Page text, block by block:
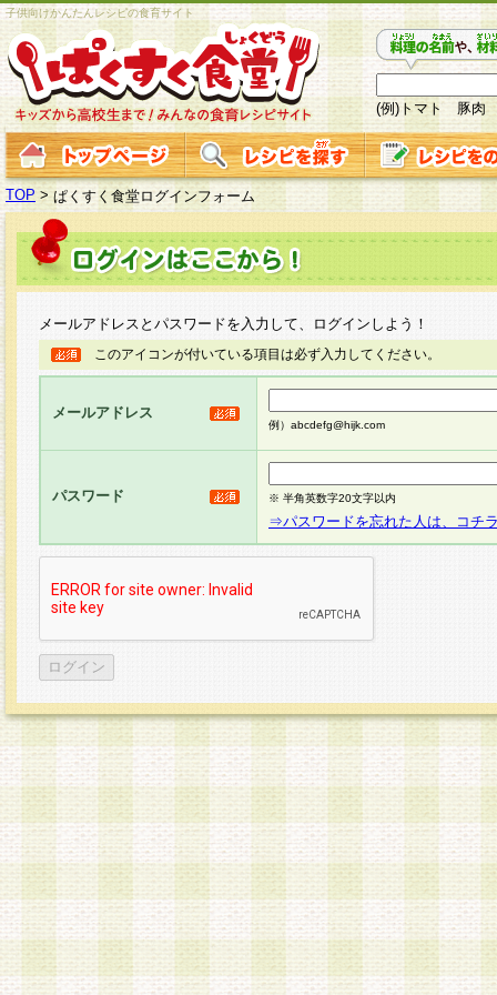
子供向けかんたんレシピの食育サイト
(例)トマト 豚肉
TOP > ぱくすく食堂ログインフォーム
メールアドレスとパスワードを入力して、ログインしよう！
このアイコンが付いている項目は必ず入力してください。
メールアドレス
例）abcdefg@hijk.com
パスワード ※ 半角英数字20文字以内
⇒パスワードを忘れた人は、コチ